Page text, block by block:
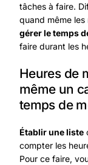
tâches à faire.
quand même
gérer le temps
faire durant les
Heures de
même un
temps de
Établir une liste
compter les
Pour ce faire,